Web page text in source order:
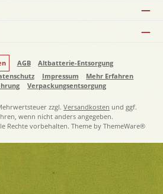
AGB
Altbatterie-Entsorgung
Impressum
Mehr Erfahren
Verpackungsentsorgung
zzgl. Versandkosten und ggf.
wenn nicht anders angegeben.
Rechte vorbehalten. Theme by ThemeWare®